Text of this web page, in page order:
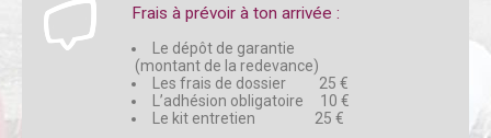
Frais à prévoir à ton arrivée :
Le dépôt de garantie
(montant de la redevance)
Les frais de dossier 25 €
L’adhésion obligatoire 10 €
Le kit entretien 25 €